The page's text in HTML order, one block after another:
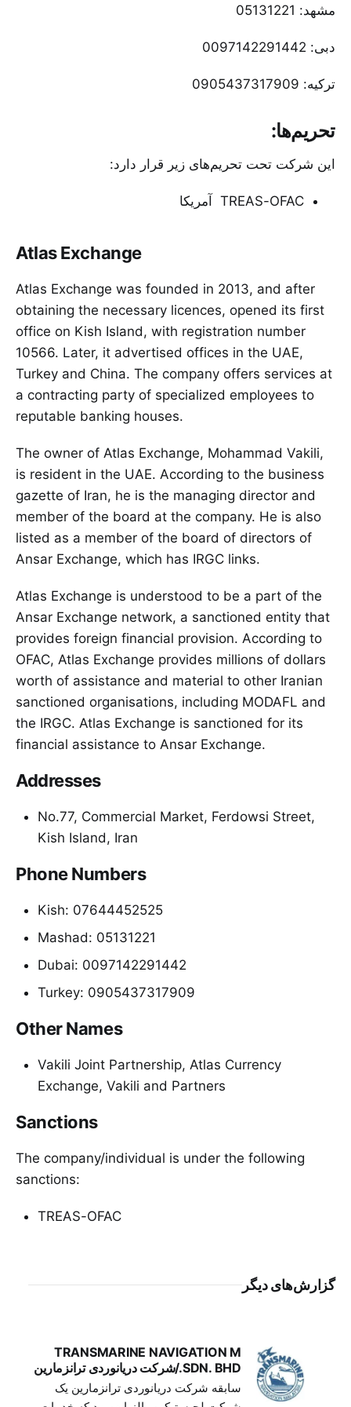
مشهد: 05131221
دبی: 0097142291442
ترکیه: 0905437317909
تحریم‌ها:
این شرکت تحت تحریم‌های زیر قرار دارد:
TREAS-OFAC آمریکا
Atlas Exchange
Atlas Exchange was founded in 2013, and after
obtaining the necessary licences, opened its first
office on Kish Island, with registration number
10566. Later, it advertised offices in the UAE,
Turkey and China. The company offers services at
a contracting party of specialized employees to
reputable banking houses.
The owner of Atlas Exchange, Mohammad Vakili,
is resident in the UAE. According to the business
gazette of Iran, he is the managing director and
member of the board at the company. He is also
listed as a member of the board of directors of
Ansar Exchange, which has IRGC links.
Atlas Exchange is understood to be a part of the
Ansar Exchange network, a sanctioned entity that
provides foreign financial provision. According to
OFAC, Atlas Exchange provides millions of dollars
worth of assistance and material to other Iranian
sanctioned organisations, including MODAFL and
the IRGC. Atlas Exchange is sanctioned for its
financial assistance to Ansar Exchange.
Addresses
No.77, Commercial Market, Ferdowsi Street,
Kish Island, Iran
Phone Numbers
Kish: 07644452525
Mashad: 05131221
Dubai: 0097142291442
Turkey: 0905437317909
Other Names
Vakili Joint Partnership, Atlas Currency
Exchange, Vakili and Partners
Sanctions
The company/individual is under the following
sanctions:
TREAS-OFAC
گزارش‌های دیگر
TRANSMARINE NAVIGATION M
SDN. BHD./شرکت دریانوردی ترانزمارین
سابقه شرکت دریانوردی ترانزمارین یک